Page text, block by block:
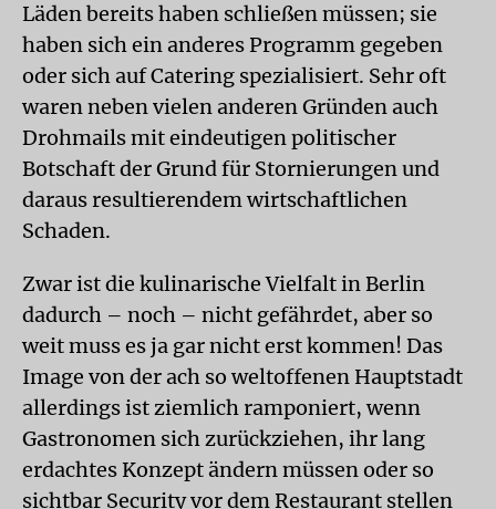
Läden bereits haben schließen müssen; sie
haben sich ein anderes Programm gegeben
oder sich auf Catering spezialisiert. Sehr oft
waren neben vielen anderen Gründen auch
Drohmails mit eindeutigen politischer
Botschaft der Grund für Stornierungen und
daraus resultierendem wirtschaftlichen
Schaden.
Zwar ist die kulinarische Vielfalt in Berlin
dadurch – noch – nicht gefährdet, aber so
weit muss es ja gar nicht erst kommen! Das
Image von der ach so weltoffenen Hauptstadt
allerdings ist ziemlich ramponiert, wenn
Gastronomen sich zurückziehen, ihr lang
erdachtes Konzept ändern müssen oder so
sichtbar Security vor dem Restaurant stellen